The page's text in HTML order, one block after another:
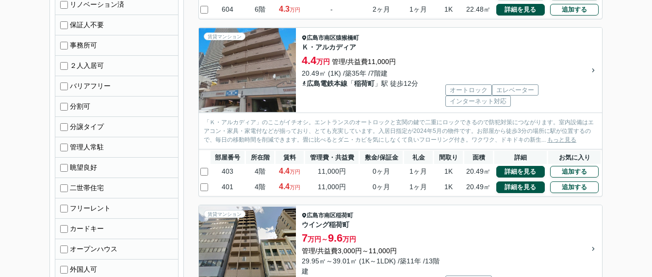
604 6階 4.3万円 - 2ヶ月 1ヶ月 1K 22.48㎡ 詳細を見る 追加する
賃貸マンション 広島市南区猿猴橋町
Ｋ・アルカディア
4.4万円 管理/共益費11,000円
20.49㎡ (1K) /築35年 /7階建
広島電鉄本線 「稲荷町」駅 徒歩12分
オートロック
エレベーター
インターネット対応
「Ｋ・アルカディア」のここがイチオシ。エントランスのオートロックと玄関の鍵で二重にロックできるので防犯対策につながります。室内設備はエ
アコン・家具・家電付などが揃っており、とても充実しています。入居日指定が2024年5月の物件です。お部屋から徒歩3分の場所に駅が位置するの
で、毎日の移動時間を削減できます。畳に比べるとダニ・カビを気にしなくて良いフローリング付き。ワクワク、ドキドキの新生... もっと見る
部屋番号 所在階 賃料 管理費・共益費 敷金/保証金 礼金 間取り 面積 詳細 お気に入り
403 4階 4.4万円 11,000円 0ヶ月 1ヶ月 1K 20.49㎡ 詳細を見る 追加する
401 4階 4.4万円 11,000円 0ヶ月 1ヶ月 1K 20.49㎡ 詳細を見る 追加する
賃貸マンション 広島市南区稲荷町
ウイング稲荷町
7万円～9.6万円
管理/共益費3,000円～11,000円
29.95㎡～39.01㎡ (1K～1LDK) /築11年 /13階
建
リノベーション済
保証人不要
事務所可
２人入居可
バリアフリー
分割可
分譲タイプ
管理人常駐
眺望良好
二世帯住宅
フリーレント
カードキー
オープンハウス
外国人可